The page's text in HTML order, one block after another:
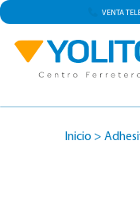
VENTA
Inicio >